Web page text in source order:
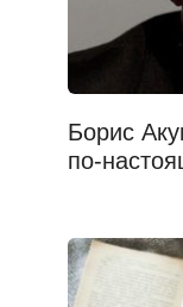
Борис
по-